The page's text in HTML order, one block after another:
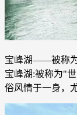
宝峰湖——被称为
宝峰湖:被称为"
俗风情于一身，